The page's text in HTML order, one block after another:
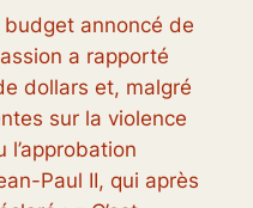
budget annoncé de
a rapporté
dollars et, malgré
sur la violence
l’approbation
Paul II, qui après